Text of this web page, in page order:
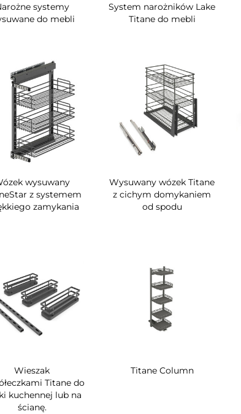
systemy
do mebli
System narożników Lake
Titane do mebli
wysuwany
z systemem
zamykania
Wysuwany wózek Titane
z cichym domykaniem
od spodu
Wieszak
Titane do
kuchennej lub na
ścianę.
Titane Column